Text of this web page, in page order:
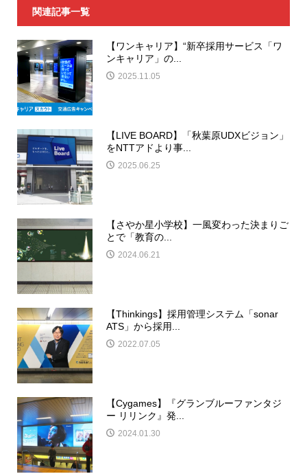
関連記事一覧
【ワンキャリア】“新卒採用サービス「ワ
ンキャリア」の...
2025.11.05
【LIVE BOARD】「秋葉原UDXビジョン」
をNTTアドより事...
2025.06.25
【さやか星小学校】一風変わった決まりご
とで「教育の...
2024.06.21
【Thinkings】採用管理システム「sonar
ATS」から採用...
2022.07.05
【Cygames】『グランブルーファンタジ
ー リリンク』発...
2024.01.30